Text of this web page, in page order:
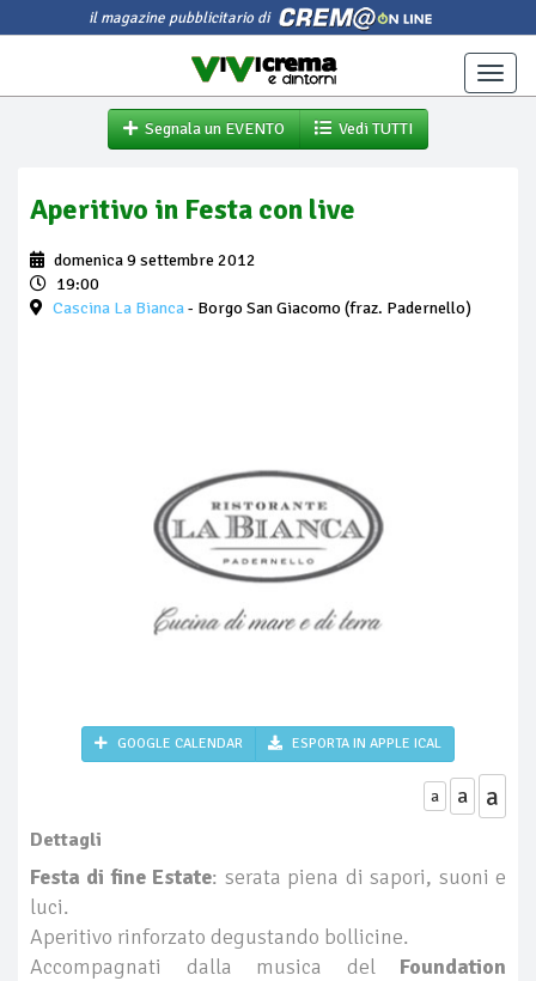
il magazine pubblicitario di
Toggle
Segnala un EVENTO
Vedi TUTTI
Aperitivo in Festa con live
domenica 9 settembre 2012
19:00
Cascina La Bianca- Borgo San Giacomo (fraz. Padernello)
GOOGLE CALENDAR ESPORTA IN APPLE ICAL
a a a
Dettagli
Festa di fine Estate: serata piena di sapori, suoni e
luci.
Aperitivo rinforzato degustando bollicine.
Accompagnati dalla musica del Foundation